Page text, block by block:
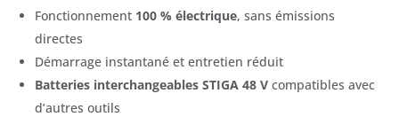
Fonctionnement 100 % électrique, sans émissions
directes
Démarrage instantané et entretien réduit
Batteries interchangeables STIGA 48 V compatibles avec
d’autres outils